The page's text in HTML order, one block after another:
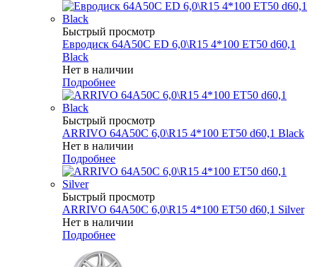
Быстрый просмотр
Евродиск 64A50C ED 6,0\R15 4*100 ET50 d60,1
Black
Нет в наличии
Подробнее
Быстрый просмотр
ARRIVO 64A50C 6,0\R15 4*100 ET50 d60,1 Black
Нет в наличии
Подробнее
Быстрый просмотр
ARRIVO 64A50C 6,0\R15 4*100 ET50 d60,1 Silver
Нет в наличии
Подробнее